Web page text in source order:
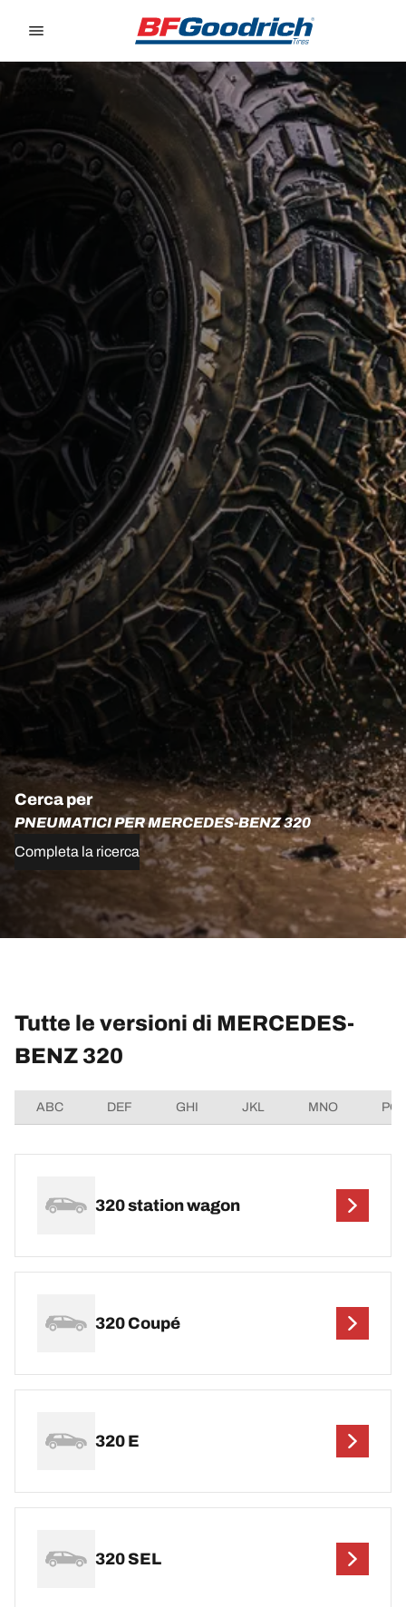
Cerca per
PNEUMATICI PER MERCEDES-BENZ 320
Completa la ricerca
Tutte le versioni di MERCEDES-
BENZ 320
ABC DEF GHI JKL MNO
320 station wagon
320 Coupé
320 E
320 SEL